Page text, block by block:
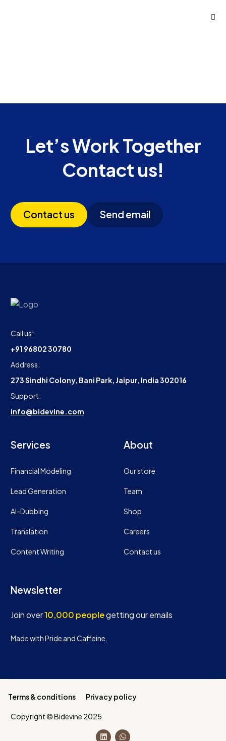
Let’s Work Together
Contact us!
Contact us Send email
Call us:
+91 96802 30780
Address:
273 Sindhi Colony, Bani Park, Jaipur, India 302016
Support:
info@bidevine.com
Services
Financial Modeling
Lead Generation
AI-Dubbing
Translation
Content Writing
About
Our store
Team
Shop
Careers
Contact us
Newsletter
Join over10,000 peoplegetting our emails
Made with Pride and Caffeine.
Terms & conditions Privacy policy
Copyright © Bidevine 2025